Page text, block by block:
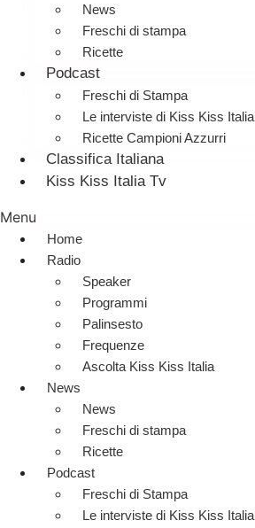
News
Freschi di stampa
Ricette
Podcast
Freschi di Stampa
Le interviste di Kiss Kiss Italia
Ricette Campioni Azzurri
Classifica Italiana
Kiss Kiss Italia Tv
Menu
Home
Radio
Speaker
Programmi
Palinsesto
Frequenze
Ascolta Kiss Kiss Italia
News
News
Freschi di stampa
Ricette
Podcast
Freschi di Stampa
Le interviste di Kiss Kiss Italia